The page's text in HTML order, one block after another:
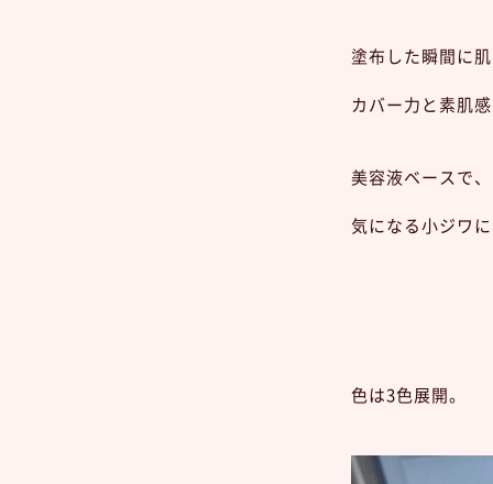
塗布した瞬間に
カバー力と素肌
美容液ベースで
気になる小ジワ
色は3色展開。